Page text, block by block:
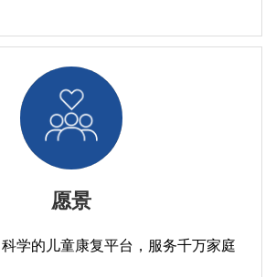
愿景
学的儿童康复平台，服务千万家庭